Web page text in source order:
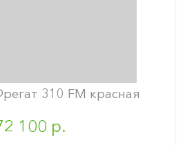
310 FM красная
100 р.